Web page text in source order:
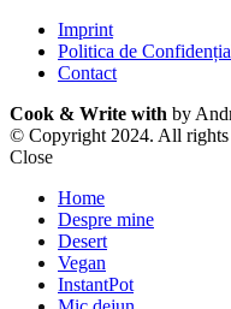
Imprint
Politica de
Contact
Cook & Write with by
© Copyright 2024. All rights
Close
Home
Despre mine
Desert
Vegan
InstantPot